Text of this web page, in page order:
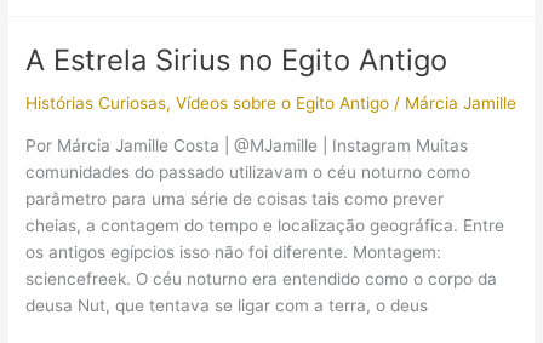
Ísis:
conheça
Tyet!
A Estrela Sirius no Egito Antigo
Histórias Curiosas,Vídeos sobre o Egito Antigo / Márcia Jamille
Por Márcia Jamille Costa | @MJamille | Instagram Muitas
comunidades do passado utilizavam o céu noturno como
parâmetro para uma série de coisas tais como prever
cheias, a contagem do tempo e localização geográfica. Entre
os antigos egípcios isso não foi diferente. Montagem:
sciencefreek. O céu noturno era entendido como o corpo da
deusa Nut, que tentava se ligar com a terra, o deus